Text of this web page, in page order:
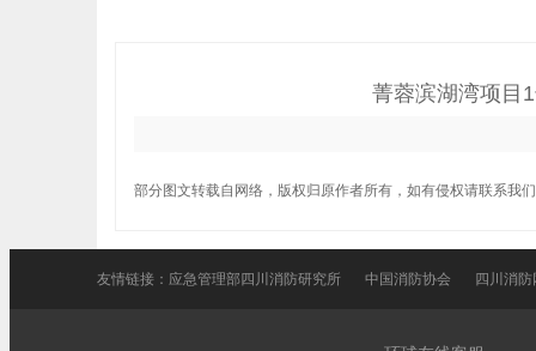
菁蓉滨湖湾项目
部分图文转载自网络，版权归原作者所有，如有侵权请联系我
友情链接： 应急管理部四川消防研究所 中国消防协会 四川消防